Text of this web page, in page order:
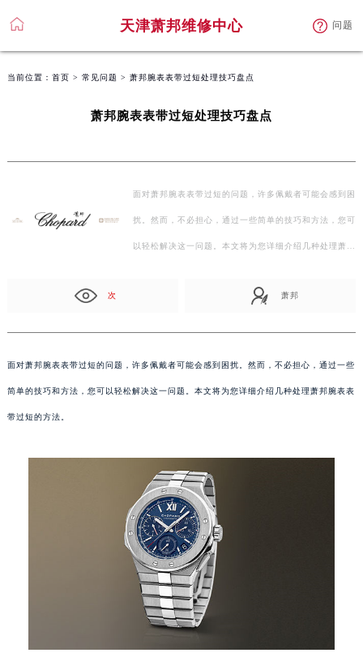
天津萧邦维修中心 问题
当前位置： 首页 > 常见问题 > 萧邦腕表表带过短处理技巧盘点
萧邦腕表表带过短处理技巧盘点
面对萧邦腕表表带过短的问题，许多佩戴者可能会感到困
扰。然而，不必担心，通过一些简单的技巧和方法，您可
以轻松解决这一问题。本文将为您详细介绍几种处理萧
次 萧邦
面对萧邦腕表表带过短的问题，许多佩戴者可能会感到困扰。然而，不必担心，通过一些
简单的技巧和方法，您可以轻松解决这一问题。本文将为您详细介绍几种处理萧邦腕表表
带过短的方法。